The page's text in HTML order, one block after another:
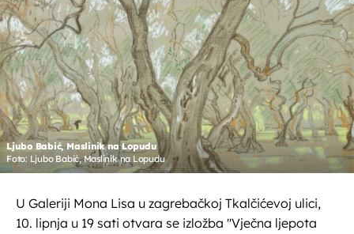
Ljubo Babić, Maslinik na Lopudu
Foto: Ljubo Babić, Maslinik na Lopudu
U Galeriji Mona Lisa u zagrebačkoj Tkalčićevoj ulici,
10. lipnja u 19 sati otvara se izložba ''Vječna ljepota
OMOGUĆI OBAVIJESTI